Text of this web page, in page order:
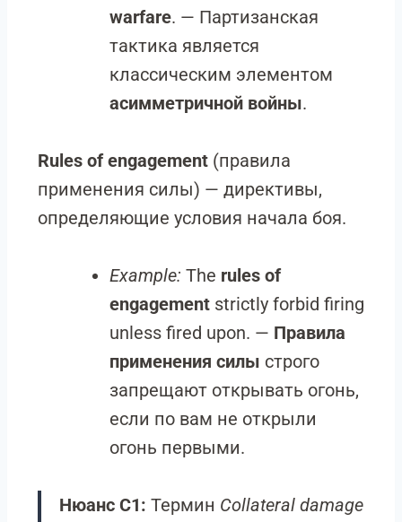
warfare. — Партизанская
тактика является
классическим элементом
асимметричной войны.
Rules of engagement (правила
применения силы) — директивы,
определяющие условия начала боя.
Example: The rules of
engagement strictly forbid firing
unless fired upon. — Правила
применения силы строго
запрещают открывать огонь,
если по вам не открыли
огонь первыми.
Нюанс C1: Термин Collateral damage